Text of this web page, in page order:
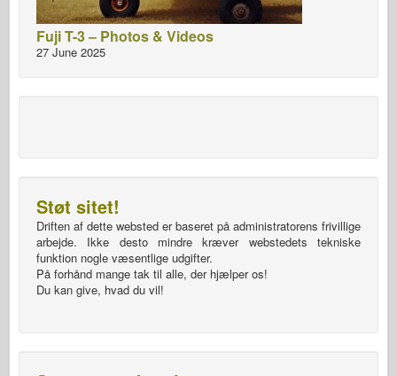
Fuji T-3 – Photos & Videos
27 June 2025
Støt sitet!
Driften af dette websted er baseret på administratorens frivillige
arbejde. Ikke desto mindre kræver webstedets tekniske
funktion nogle væsentlige udgifter.
På forhånd mange tak til alle, der hjælper os!
Du kan give, hvad du vil!